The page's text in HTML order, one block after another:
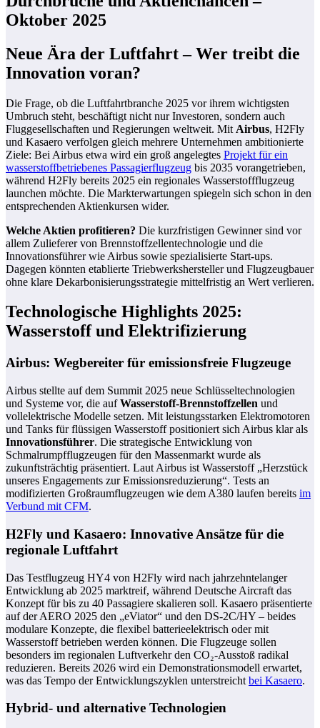
Oktober 2025
Neue Ära der Luftfahrt – Wer treibt die
Innovation voran?
Die Frage, ob die Luftfahrtbranche 2025 vor ihrem wichtigsten
Umbruch steht, beschäftigt nicht nur Investoren, sondern auch
Fluggesellschaften und Regierungen weltweit. Mit Airbus, H2Fly
und Kasaero verfolgen gleich mehrere Unternehmen ambitionierte
Ziele: Bei Airbus etwa wird ein groß angelegtes Projekt für ein
wasserstoffbetriebenes Passagierflugzeug bis 2035 vorangetrieben,
während H2Fly bereits 2025 ein regionales Wasserstoffflugzeug
launchen möchte. Die Markterwartungen spiegeln sich schon in den
entsprechenden Aktienkursen wider.
Welche Aktien profitieren? Die kurzfristigen Gewinner sind vor
allem Zulieferer von Brennstoffzellentechnologie und die
Innovationsführer wie Airbus sowie spezialisierte Start-ups.
Dagegen könnten etablierte Triebwerkshersteller und Flugzeugbauer
ohne klare Dekarbonisierungsstrategie mittelfristig an Wert verlieren.
Technologische Highlights 2025:
Wasserstoff und Elektrifizierung
Airbus: Wegbereiter für emissionsfreie Flugzeuge
Airbus stellte auf dem Summit 2025 neue Schlüsseltechnologien
und Systeme vor, die aufWasserstoff-Brennstoffzellen und
vollelektrische Modelle setzen. Mit leistungsstarken Elektromotoren
und Tanks für flüssigen Wasserstoff positioniert sich Airbus klar als
Innovationsführer. Die strategische Entwicklung von
Schmalrumpfflugzeugen für den Massenmarkt wurde als
zukunftsträchtig präsentiert. Laut Airbus ist Wasserstoff „Herzstück
unseres Engagements zur Emissionsreduzierung“. Tests an
modifizierten Großraumflugzeugen wie dem A380 laufen bereits im
Verbund mit CFM.
H2Fly und Kasaero: Innovative Ansätze für die
regionale Luftfahrt
Das Testflugzeug HY4 von H2Fly wird nach jahrzehntelanger
Entwicklung ab 2025 marktreif, während Deutsche Aircraft das
Konzept für bis zu 40 Passagiere skalieren soll. Kasaero präsentierte
auf der AERO 2025 den „eViator“ und den DS-2C/HY – beides
modulare Konzepte, die flexibel batterieelektrisch oder mit
Wasserstoff betrieben werden können. Die Flugzeuge sollen
besonders im regionalen Luftverkehr den CO₂-Ausstoß radikal
reduzieren. Bereits 2026 wird ein Demonstrationsmodell erwartet,
was das Tempo der Entwicklungszyklen unterstreicht bei Kasaero.
Hybrid- und alternative Technologien